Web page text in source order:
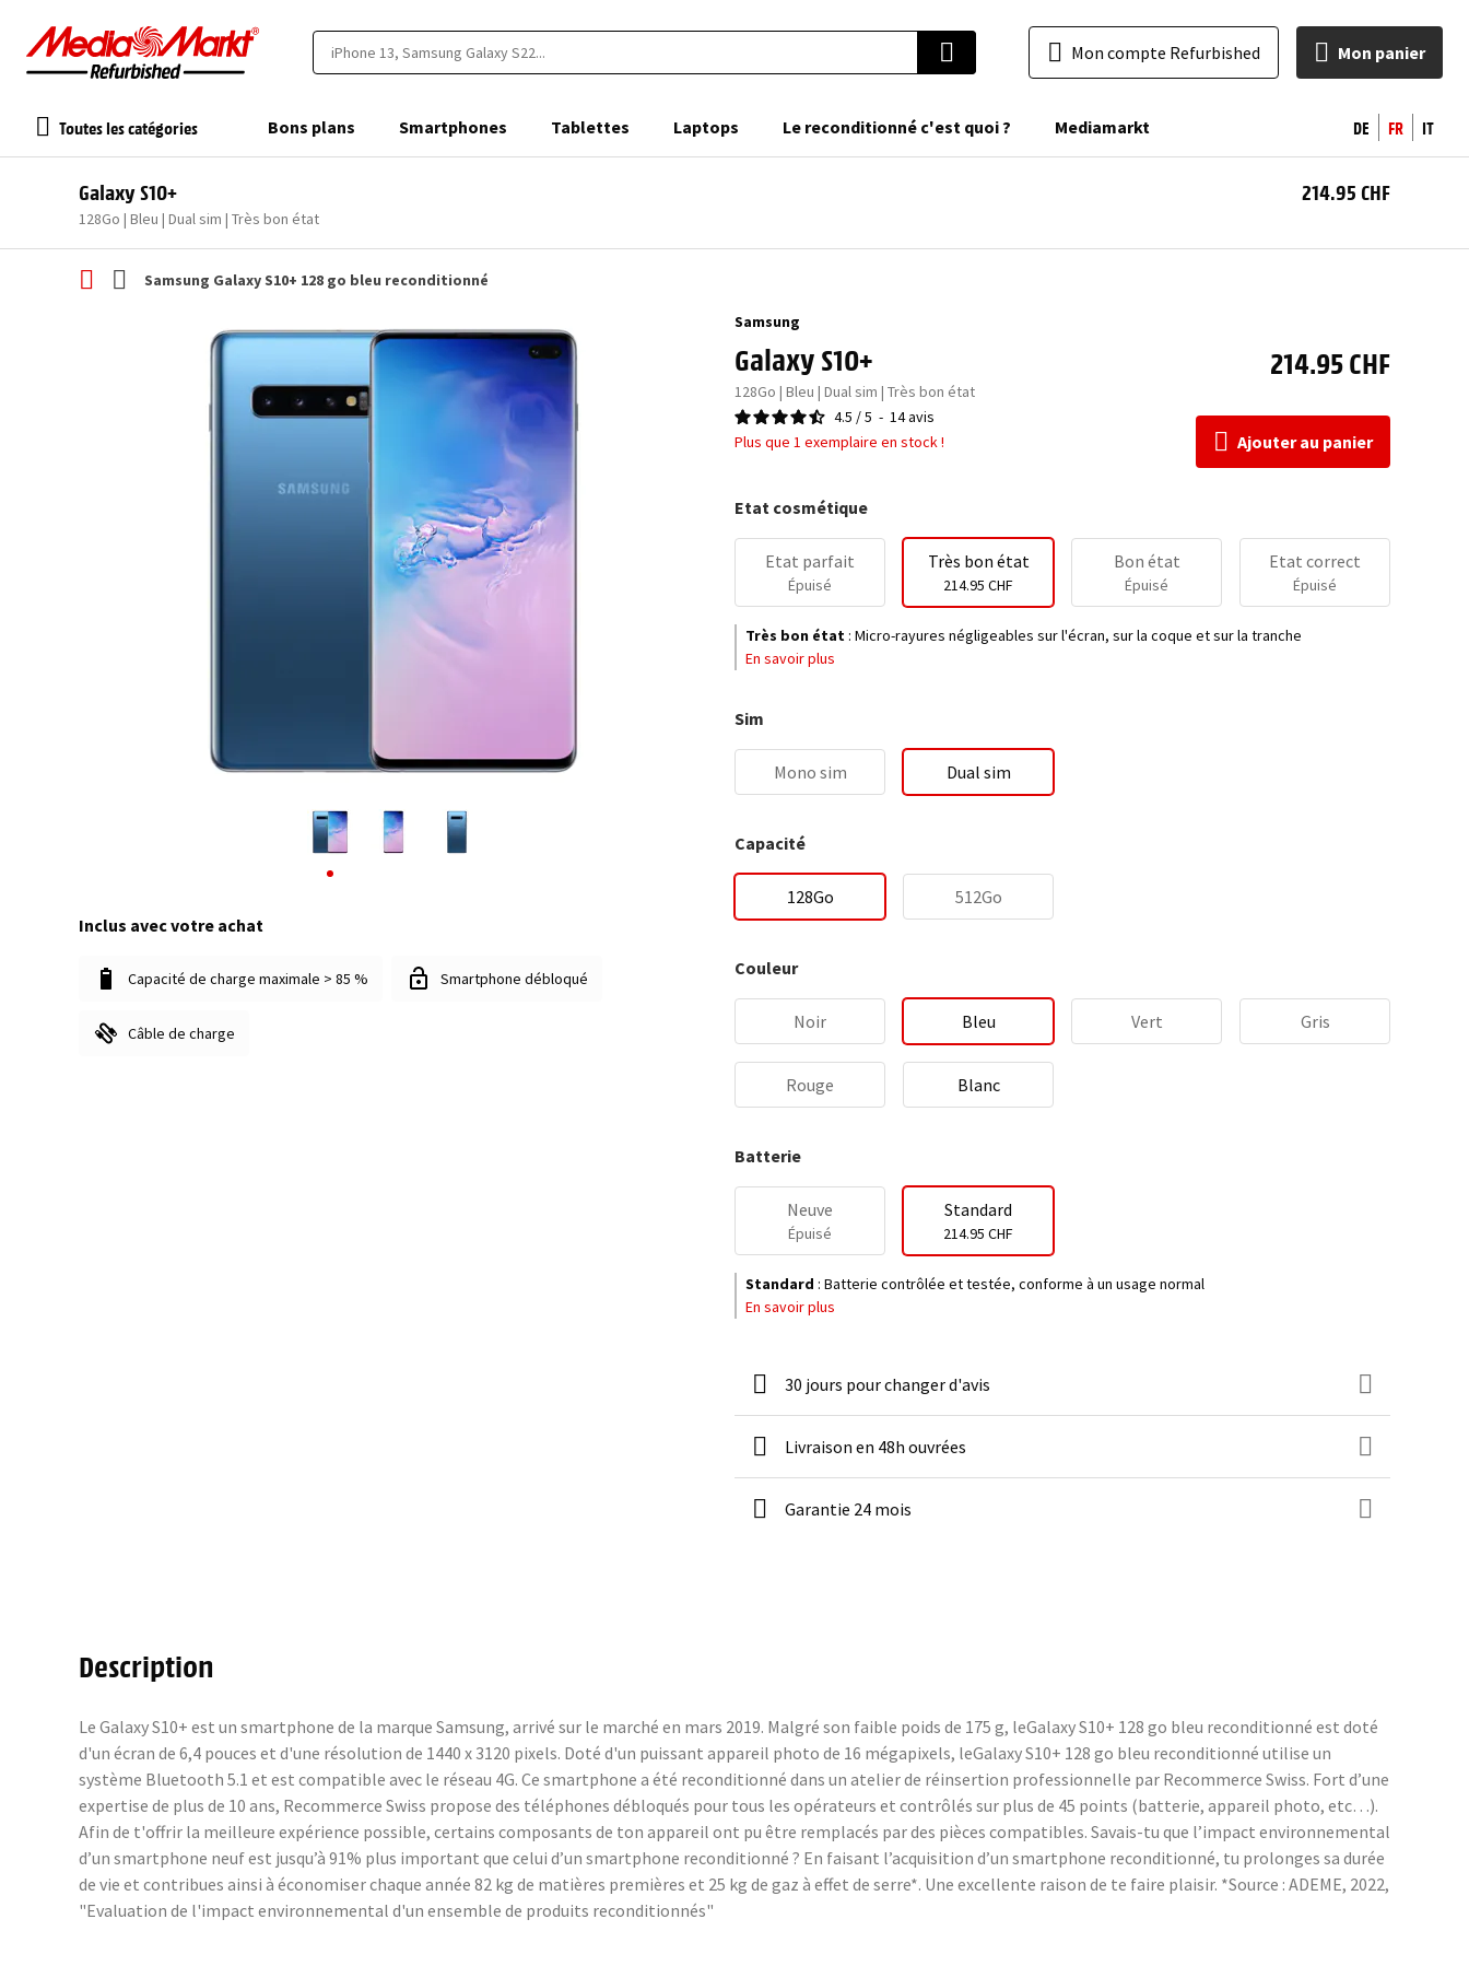
Mon compte Refurbished Mon panier
Toutes les catégories Bons plans Smartphones Tablettes Laptops Le reconditionné c'est quoi ? Mediamarkt DE FR IT
Galaxy S10+
128Go | Bleu | Dual sim | Très bon état
214.95 CHF
Samsung Galaxy S10+ 128 go bleu reconditionné
Samsung
Galaxy S10+
128Go | Bleu | Dual sim | Très bon état
4.5 /5 - 14avis
Plus que 1 exemplaire en stock !
Inclus avec votre achat
Capacité de charge maximale > 85 % Smartphone débloqué
Câble de charge
214.95 CHF
Ajouter au panier
Etat cosmétique
Etat parfait
Épuisé
Très bon état
214.95 CHF
Bon état
Épuisé
Etat correct
Épuisé
Très bon état : Micro-rayures négligeables sur l'écran, sur la coque et sur la tranche
En savoir plus
Sim
Mono sim Dual sim
Capacité
128Go 512Go
Couleur
Noir Bleu Vert Gris
Rouge Blanc
Batterie
Neuve
Épuisé
Standard
214.95 CHF
Standard : Batterie contrôlée et testée, conforme à un usage normal
En savoir plus
30 jours pour changer d'avis
Livraison en 48h ouvrées
Garantie 24 mois
Description
Le Galaxy S10+ est un smartphone de la marque Samsung, arrivé sur le marché en mars 2019. Malgré son faible poids de 175 g, leGalaxy S10+ 128 go bleu reconditionné est doté
d'un écran de 6,4 pouces et d'une résolution de 1440 x 3120 pixels. Doté d'un puissant appareil photo de 16 mégapixels, leGalaxy S10+ 128 go bleu reconditionné utilise un
système Bluetooth 5.1 et est compatible avec le réseau 4G. Ce smartphone a été reconditionné dans un atelier de réinsertion professionnelle par Recommerce Swiss. Fort d’une
expertise de plus de 10 ans, Recommerce Swiss propose des téléphones débloqués pour tous les opérateurs et contrôlés sur plus de 45 points (batterie, appareil photo, etc…).
Afin de t'offrir la meilleure expérience possible, certains composants de ton appareil ont pu être remplacés par des pièces compatibles. Savais-tu que l’impact environnemental
d’un smartphone neuf est jusqu’à 91% plus important que celui d’un smartphone reconditionné ? En faisant l’acquisition d’un smartphone reconditionné, tu prolonges sa durée
de vie et contribues ainsi à économiser chaque année 82 kg de matières premières et 25 kg de gaz à effet de serre*. Une excellente raison de te faire plaisir. *Source : ADEME, 2022,
"Evaluation de l'impact environnemental d'un ensemble de produits reconditionnés"